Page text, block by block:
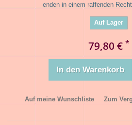
enden in einem raffenden
Auf Lager
79,80 € *
In den Warenkorb
Auf meine Wunschliste Zum